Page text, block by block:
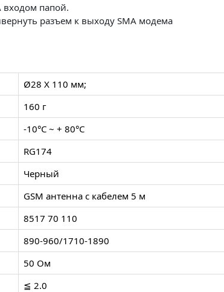
входом папой.
разъем к выходу SMA модема
Ø28 X 110 мм;
160 г
-10°C ~ + 80°C
RG174
Черный
GSM антенна с кабелем 5 м
8517 70 110
890-960/1710-1890
50 Ом
≦ 2.0